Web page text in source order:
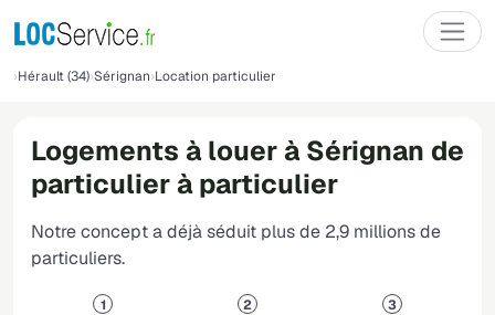
Hérault (34) Sérignan Location particulier
Logements à louer à Sérignan de
particulier à particulier
Notre concept a déjà séduit plus de 2,9 millions de
particuliers.